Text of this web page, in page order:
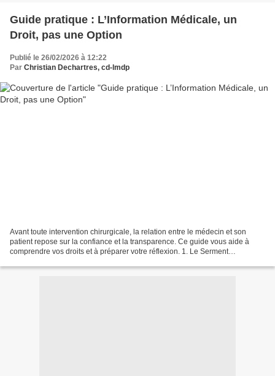
Guide pratique : L’Information Médicale, un
Droit, pas une Option
Publié le 26/02/2026 à 12:22
Par Christian Dechartres, cd-lmdp
Avant toute intervention chirurgicale, la relation entre le médecin et son
patient repose sur la confiance et la transparence. Ce guide vous aide à
comprendre vos droits et à préparer votre réflexion. 1. Le Serment